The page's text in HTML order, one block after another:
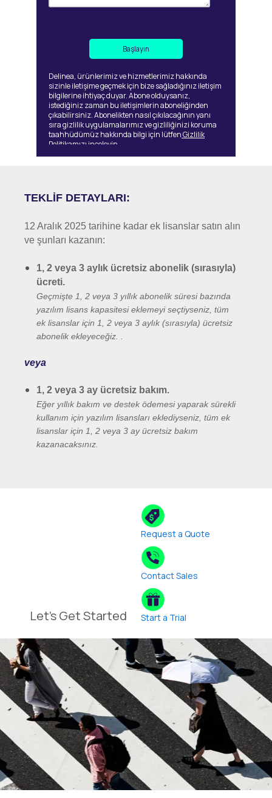
Delinea, ürünlerimiz ve hizmetlerimiz hakkında
sizinle iletişime geçmek için bize sağladığınız iletişim
bilgilerine ihtiyaç duyar. Abone olduysanız,
istediğiniz zaman bu iletişimlerin aboneliğinden
çıkabilirsiniz. Abonelikten nasıl çıkılacağının yanı
sıra gizlilik uygulamalarımız ve gizliliğinizi koruma
taahhüdümüz hakkında bilgi için lütfenGizlilik
Politikamızı inceleyin.
TEKLİF DETAYLARI:
12 Aralık 2025 tarihine kadar ek lisanslar satın alın
ve şunları kazanın:
1, 2 veya 3 aylık ücretsiz abonelik (sırasıyla)
ücreti.
Geçmişte 1, 2 veya 3 yıllık abonelik süresi bazında
yazılım lisans kapasitesi eklemeyi seçtiyseniz tüm
ek lisanslar için 1, 2 veya 3 aylık (sırasıyla) ücretsiz
abonelik ekleyeceğiz
veya
1, 2 veya 3 ay ücretsiz bakım.
Eğer yıllık bakım ve destek ödemesi yaparak sürekli
kullanım için yazılım lisansları eklediyseniz, tüm ek
lisanslar için 1, 2 veya 3 ay ücretsiz bakım
kazanacaksınız.
Let's Get Started
Request a Quote
Contact Sales
Start a Trial